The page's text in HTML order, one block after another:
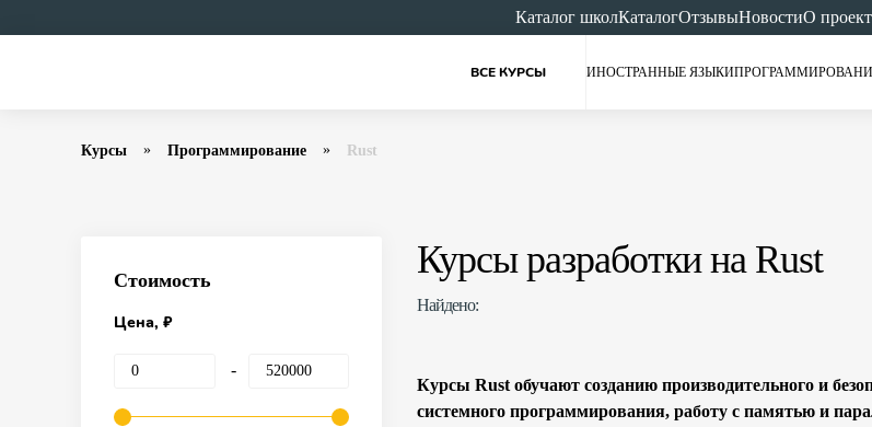
Каталог школКаталогОтзывыНовостиО
ВСЕ КУРСЫ ИНОСТРАННЫЕ ЯЗЫКИ
Курсы Программирование Rust
Стоимость
Цена, ₽
Курсы разработки на Rust
Найдено:
Курсы Rust обучают созданию производительного и
системного программирования, работу с памятью и